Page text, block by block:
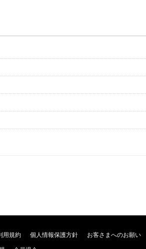
用規約 個人情報保護方針 お客さまへのお願い